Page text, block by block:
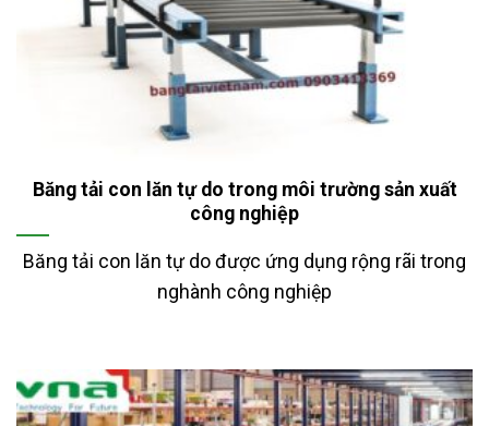
Băng tải con lăn tự do trong môi trường sản xuất
công nghiệp
Băng tải con lăn tự do được ứng dụng rộng rãi trong
nghành công nghiệp